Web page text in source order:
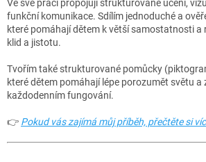
Ve své práci propojuji strukturované učení,
funkční komunikace. Sdílím jednoduché a
které pomáhají dětem k větší samostatnosti a
klid a jistotu.
Tvořím také strukturované pomůcky
které dětem pomáhají lépe porozumět světu a
každodenním fungování.
👉 Pokud vás zajímá můj příběh, přečtěte si